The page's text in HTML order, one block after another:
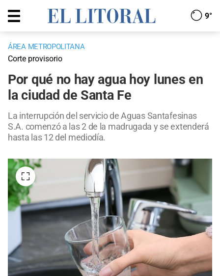
9°
ÁREA METROPOLITANA
Corte provisorio
Por qué no hay agua hoy lunes en
la ciudad de Santa Fe
La interrupción del servicio de Aguas Santafesinas
S.A. comenzó a las 2 de la madrugada y se extenderá
hasta las 12 del mediodía.